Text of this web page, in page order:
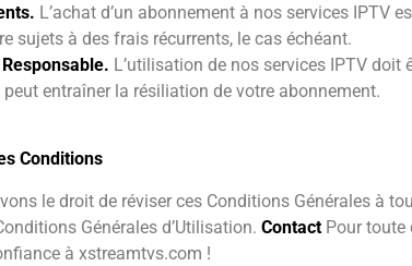
L’achat d’un abonnement à nos services IPTV
sujets à des frais récurrents, le cas échéant.
L’utilisation de nos services IPTV
entraîner la résiliation de votre abonnement.
Conditions
le droit de réviser ces Conditions Générales à
Générales d’Utilisation. Contact Pour toute
à xstreamtvs.com !